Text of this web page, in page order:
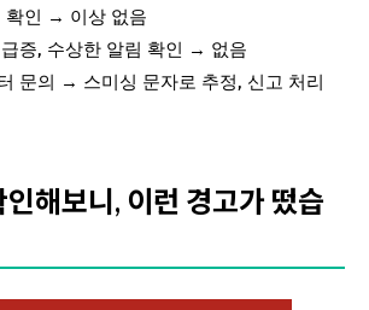
확인 → 이상 없음
증, 수상한 알림 확인 → 없음
문의 → 스미싱 문자로 추정, 신고 처리
해보니, 이런 경고가 떴습